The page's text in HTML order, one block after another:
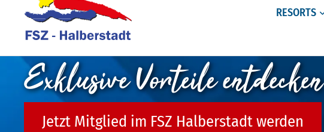
RESORTS
Exklusive Vorteile entdecken
Jetzt Mitglied im FSZ Halberstadt werden